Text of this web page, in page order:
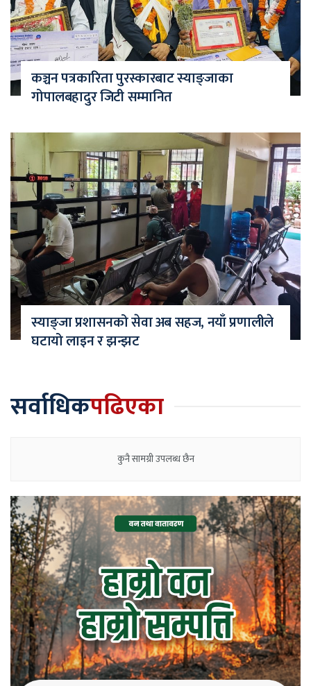
कञ्चन पत्रकारिता पुरस्कारबाट स्याङ्जाका
गोपालबहादुर जिटी सम्मानित
स्याङ्जा प्रशासनको सेवा अब सहज, नयाँ प्रणालीले
घटायो लाइन र झन्झट
सर्वाधिकपढिएका
कुनै सामग्री उपलब्ध छैन